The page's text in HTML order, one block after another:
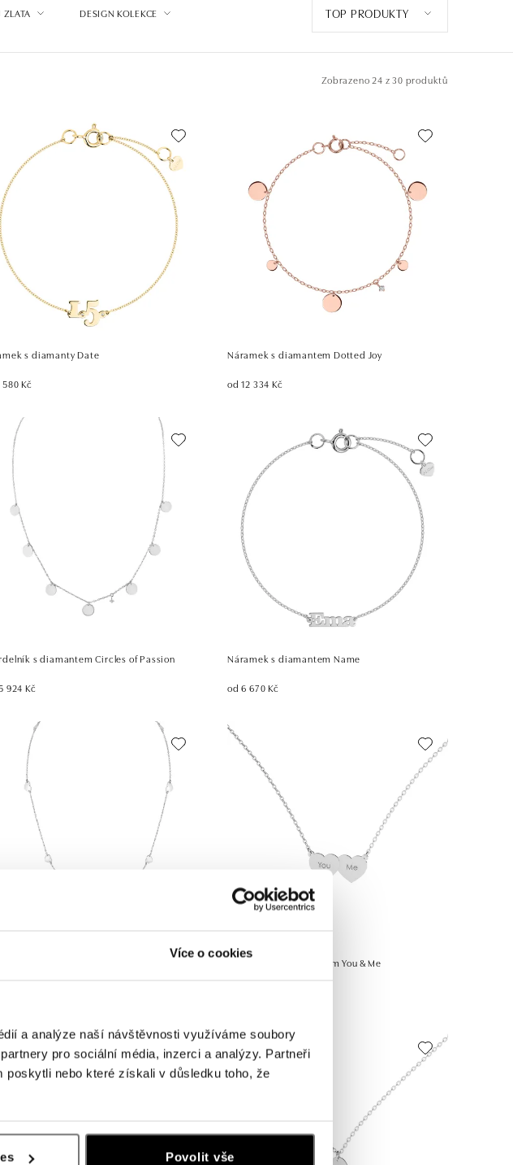
Více o cookies
a analýze naší návštěvnosti využíváme soubory
pro sociální média, inzerci a analýzy. Partneři
nebo které získali v důsledku toho, že
Povolit vše
ZLATA DESIGN KOLEKCE TOP PRODUKTY
Zobrazeno24 z 30 produktů
s diamanty Date
Kč
Náramek s diamantem Dotted Joy
od 12 334 Kč
s diamantem Circles of Passion
924 Kč
Náramek s diamantem Name
od 6 670 Kč
s diamantem Exploring Emotions Náhrdelník s diamantem You & Me